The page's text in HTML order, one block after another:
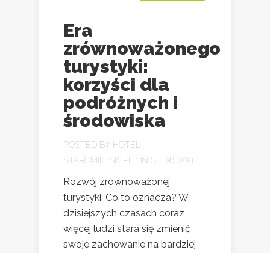
Era
zrównoważonego
turystyki:
korzyści dla
podróżnych i
środowiska
POSTED BY HOTEL-
STAROMIEJSKI.PL
ON SIE 26, 2021
Rozwój zrównoważonej
turystyki: Co to oznacza? W
dzisiejszych czasach coraz
więcej ludzi stara się zmienić
swoje zachowanie na bardziej